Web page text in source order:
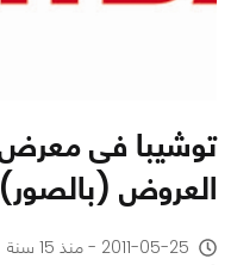
العروض (بالصور)
2011-05-25 - منذ 15 سنة